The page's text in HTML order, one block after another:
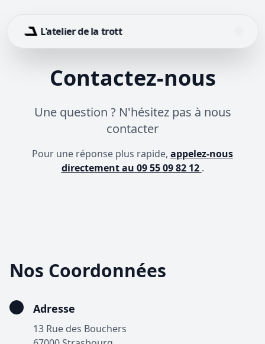
L'atelier de la trott
Contactez-nous
Une question ? N'hésitez pas à nous
contacter
Pour une réponse plus rapide, appelez-nous
directement au 09 55 09 82 12 .
Nos Coordonnées
Adresse
13 Rue des Bouchers